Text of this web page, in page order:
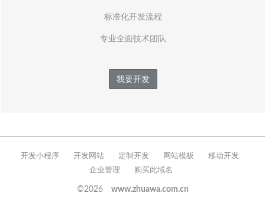
标准化开发流程
专业全面技术团队
我要开发
开发小程序 开发网站 定制开发 网站模板
移动开发
企业管理
购买此域名
©2026 www.zhuawa.com.cn